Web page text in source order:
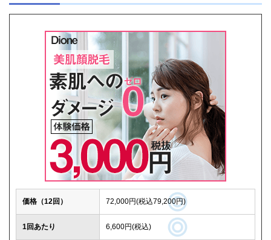
価格（12回） 72,000円(税込79,200円)
1回あたり 6,600円(税込)